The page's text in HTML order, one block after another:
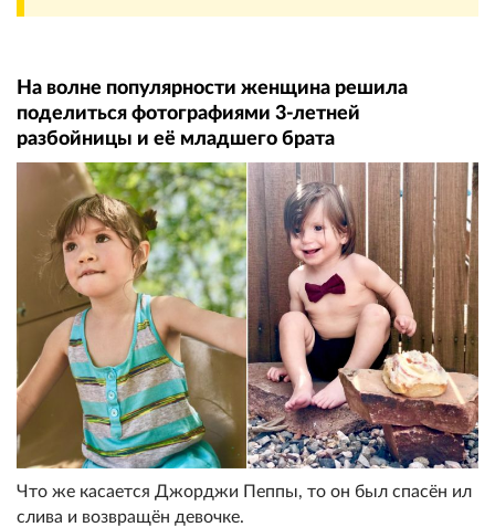
На волне популярности женщина решила
поделиться фотографиями 3-летней
разбойницы и её младшего брата
Что же касается Джорджи Пеппы, то он был спасён ил
слива и возвращён девочке.